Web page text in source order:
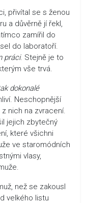
přivítal se s ženou
a důvěrně jí řekl,
zamířil do
do laboratoří.
práci. Stejně je to
vše trvá.
dokonalé
Neschopnější
nich na zvracení.
jejich zbytečný
které všichni
ve staromódních
vlasy,
než se zakousl
velkého listu